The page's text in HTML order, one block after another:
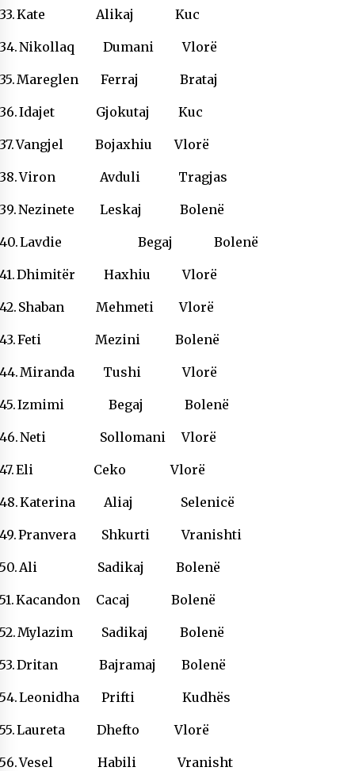
Kate Alikaj Kuc
Nikollaq Dumani Vlorë
Mareglen Ferraj Brataj
Idajet Gjokutaj Kuc
Vangjel Bojaxhiu Vlorë
Viron Avduli Tragjas
Nezinete Leskaj Bolenë
Lavdie Begaj Bolenë
Dhimitër Haxhiu Vlorë
Shaban Mehmeti Vlorë
Feti Mezini Bolenë
Miranda Tushi Vlorë
Izmimi Begaj Bolenë
Neti Sollomani Vlorë
Eli Ceko Vlorë
Katerina Aliaj Selenicë
Pranvera Shkurti Vranishti
Ali Sadikaj Bolenë
Kacandon Cacaj Bolenë
Mylazim Sadikaj Bolenë
Dritan Bajramaj Bolenë
Leonidha Prifti Kudhës
Laureta Dhefto Vlorë
Vesel Habili Vranisht